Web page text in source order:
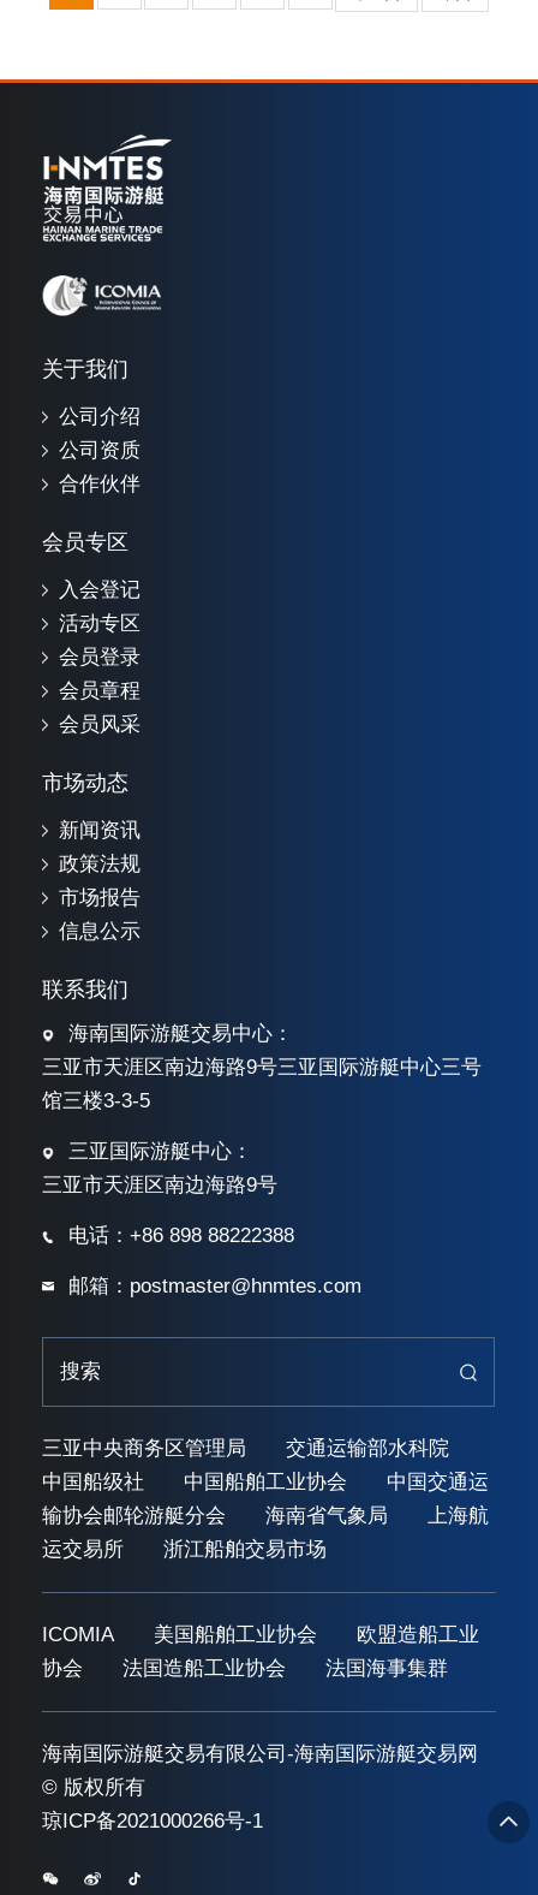
关于我们
公司介绍
公司资质
合作伙伴
会员专区
入会登记
活动专区
会员登录
会员章程
会员风采
市场动态
新闻资讯
政策法规
市场报告
信息公示
联系我们
海南国际游艇交易中心：
三亚市天涯区南边海路9号三亚国际游艇中心三号
馆三楼3-3-5
三亚国际游艇中心：
三亚市天涯区南边海路9号
电话：+86 898 88222388
邮箱：postmaster@hnmtes.com
三亚中央商务区管理局
交通运输部水科院
中国船级社
中国船舶工业协会
中国交通运
输协会邮轮游艇分会
海南省气象局
上海航
运交易所
浙江船舶交易市场
ICOMIA 美国船舶工业协会
欧盟造船工业
协会
法国造船工业协会 法国海事集群
海南国际游艇交易有限公司-海南国际游艇交易网
© 版权所有
琼ICP备2021000266号-1